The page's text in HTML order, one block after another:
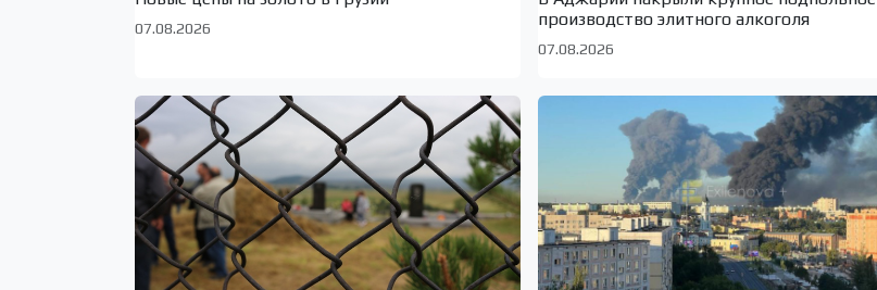
07.08.2026
производство элитного алкоголя
07.08.2026